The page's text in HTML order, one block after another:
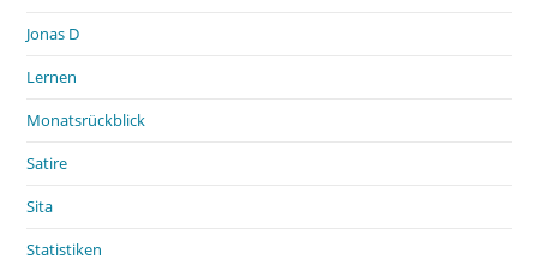
Jonas D
Lernen
Monatsrückblick
Satire
Sita
Statistiken